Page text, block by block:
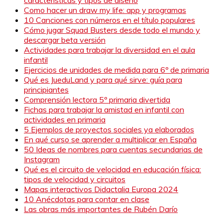
Como hacer un draw my life: app y programas
10 Canciones con números en el título populares
Cómo jugar Squad Busters desde todo el mundo y
descargar beta versión
Actividades para trabajar la diversidad en el aula
infantil
Ejercicios de unidades de medida para 6º de primaria
Qué es JueduLand y para qué sirve: guía para
principiantes
Comprensión lectora 5º primaria divertida
Fichas para trabajar la amistad en infantil con
actividades en primaria
5 Ejemplos de proyectos sociales ya elaborados
En qué curso se aprender a multiplicar en España
50 Ideas de nombres para cuentas secundarias de
Instagram
Qué es el circuito de velocidad en educación física:
tipos de velocidad y circuitos
Mapas interactivos Didactalia Europa 2024
10 Anécdotas para contar en clase
Las obras más importantes de Rubén Darío